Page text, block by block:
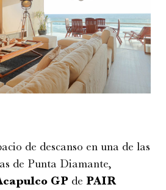
de descanso en una de las
de Punta Diamante,
GP de PAIR